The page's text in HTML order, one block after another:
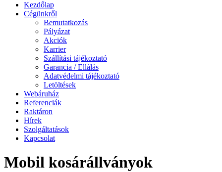
Kezdőlap
Cégünkről
Bemutatkozás
Pályázat
Akciók
Karrier
Szállítási tájékoztató
Garancia / Ellálás
Adatvédelmi tájékoztató
Letöltések
Webáruház
Referenciák
Raktáron
Hírek
Szolgáltatások
Kapcsolat
Mobil kosárállványok